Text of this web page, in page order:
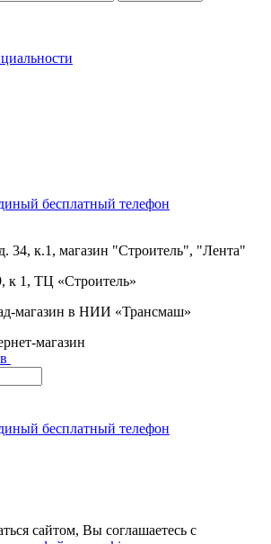
бесплатный телефон
34, к.1, магазин "Строитель", "Лента"
к 1, ТЦ «Строитель»
магазин в НИИ «Трансмаш»
магазин
бесплатный телефон
сайтом, Вы соглашаетесь с